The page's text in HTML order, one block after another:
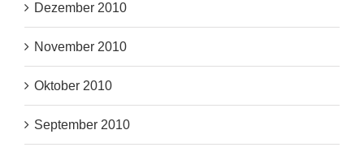
Dezember 2010
November 2010
Oktober 2010
September 2010